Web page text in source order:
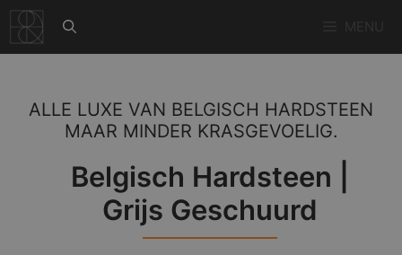
naar
de
ALLE LUXE VAN BELGISCH HARDSTEEN
MAAR MINDER KRASGEVOELIG.
Belgisch Hardsteen |
Grijs Geschuurd